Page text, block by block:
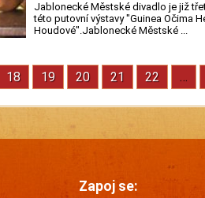
Jablonecké Městské divadlo je již
této putovní výstavy "Guinea Očima
Houdové".Jablonecké Městské ...
Stránka
18 Stránka
19 Stránka
20 Stránka
21 Stránka
22 …
Zapoj se: